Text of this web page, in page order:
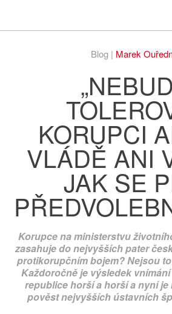
Blog | Marek
KORUPCI
VLÁDĚ ANI
JAK SE
Korupce na ministerstvu
zasahuje do nejvyšších pater
protikorupčním bojem? Nejsou
Každoročně je výsledek
republice horší a horší a nyní je
pověst nejvyšších ústavních